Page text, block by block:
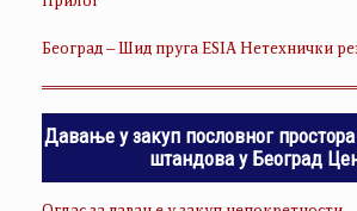
Београд – Шид пруга ESIA Нетехнички
Давање у закуп пословног
штандова у Београд